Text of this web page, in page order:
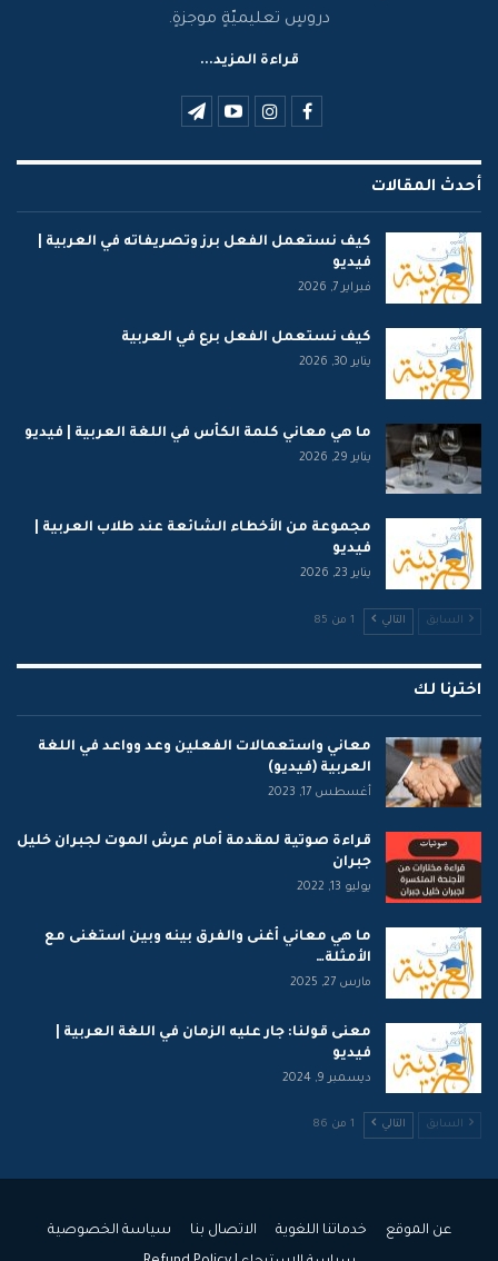
دروسٍ تعليميّةٍ موجزةٍ.
قراءة المزيد...
أحدث المقالات
كيف نستعمل الفعل برز وتصريفاته في العربية |
فيديو
فبراير 7, 2026
كيف نستعمل الفعل برع في العربية
يناير 30, 2026
ما هي معاني كلمة الكأس في اللغة العربية | فيديو
يناير 29, 2026
مجموعة من الأخطاء الشائعة عند طلاب العربية |
فيديو
يناير 23, 2026
السابق التالي 1 من 85
اخترنا لك
معاني واستعمالات الفعلين وعد وواعد في اللغة
العربية (فيديو)
أغسطس 17, 2023
قراءة صوتية لمقدمة أمام عرش الموت لجبران خليل
جبران
يوليو 13, 2022
ما هي معاني أغنى والفرق بينه وبين استغنى مع
الأمثلة…
مارس 27, 2025
معنى قولنا: جار عليه الزمان في اللغة العربية |
فيديو
ديسمبر 9, 2024
السابق التالي 1 من 86
عن الموقع خدماتنا اللغوية الاتصال بنا
سياسة الخصوصية